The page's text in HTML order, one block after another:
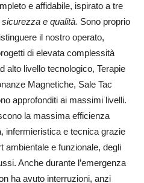
e affidabile, ispirato a tre
e qualità. Sono proprio
il nostro operato,
di elevata complessità
alto livello tecnologico, Terapie
Magnetiche, Sale Tac
approfonditi ai massimi livelli.
la massima efficienza
infermieristica e tecnica grazie
ambientale e funzionale, degli
Anche durante l’emergenza
ha avuto interruzioni, anzi